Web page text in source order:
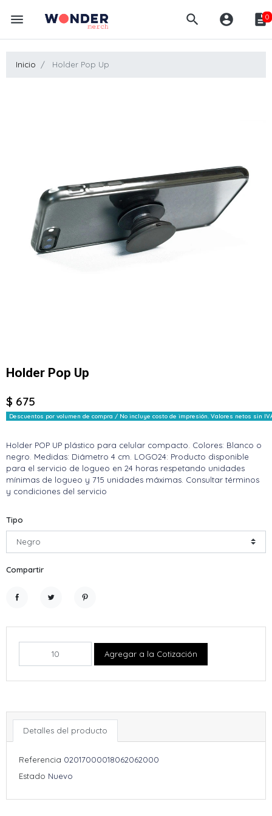
menu search account_circle description0
Inicio Holder Pop Up
Holder Pop Up
$ 675
Descuentos por volumen de compra / No incluye costo de impresión. Valores netos sin
Holder POP UP plástico para celular compacto. Colores: Blanco o
negro. Medidas: Diámetro 4 cm. LOGO24: Producto disponible
para el servicio de logueo en 24 horas respetando unidades
mínimas de logueo y 715 unidades máximas. Consultar términos
y condiciones del servicio
Tipo
Compartir
Agregar a la Cotización
Detalles del producto
Referencia 02017000018062062000
Estado Nuevo